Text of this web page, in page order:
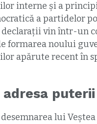
interne și a
a partidelor
declarații vin într-un
formarea noului
apărute recent în
puterii
lui